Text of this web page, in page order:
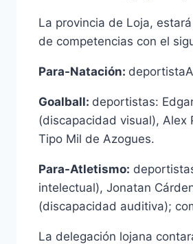
La provincia de Loja,
de competencias con el
Para-Natación:
Goalball: deportistas:
(discapacidad visual), Alex
Tipo Mil de Azogues.
Para-Atletismo:
intelectual), Jonatan
(discapacidad auditiva);
La delegación lojana